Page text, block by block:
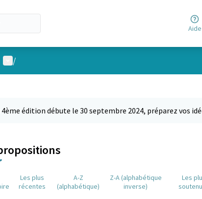
Aide
Menu utilisateur
/
4ème édition débute le 30 septembre 2024, préparez vos
Les plus
récentes
A-Z
(alphabétique)
Z-A (alphabétique
inverse)
Les